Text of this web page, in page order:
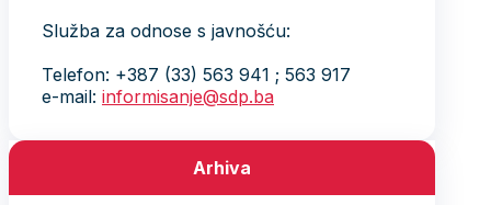
Služba za odnose s javnošću:
Telefon: +387 (33) 563 941 ; 563 917
e-mail: informisanje@sdp.ba
Arhiva